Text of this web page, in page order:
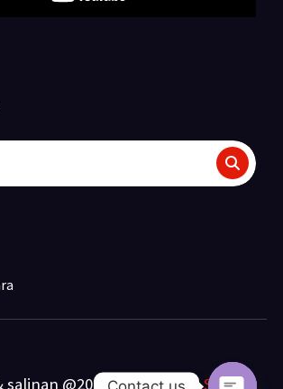
salinan @2025. Dibuat olehSewa